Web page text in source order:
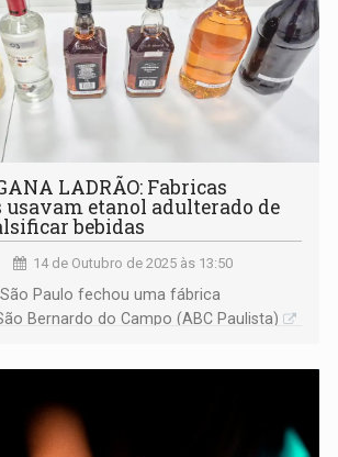
LADRÃO: Fabricas
etanol adulterado de
bebidas
14 de Outubro de 2025 às 13:50
Paulo fechou uma fábrica
Bernardo do Campo (ABC Paulista)